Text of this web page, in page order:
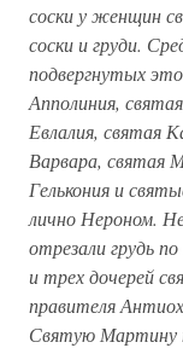
соски у женщин
соски и груди.
подвергнутых
Апполиния,
Евлалия, святая
Варвара, святая
Гелькония и
лично Нероном.
отрезали грудь
и трех дочерей
правителя
Святую Мартину